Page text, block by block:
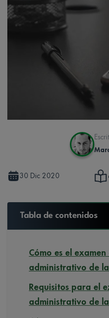
30 Dic 2020
Tabla de contenidos
Cómo es el
administrativo de
Requisitos para el
administrativo de